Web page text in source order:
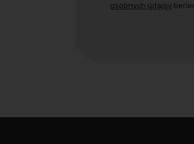
osobných údajov